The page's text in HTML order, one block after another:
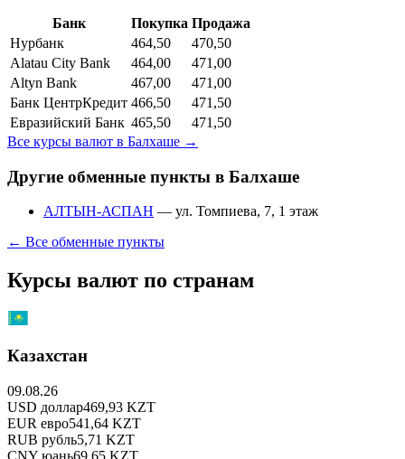
Банк Покупка Продажа
Нурбанк
464,50
470,50
Alatau City Bank
464,00
471,00
Altyn Bank
467,00
471,00
Банк ЦентрКредит 466,50
471,50
Евразийский Банк 465,50
471,50
Все курсы валют в Балхаше →
Другие обменные пункты в Балхаше
АЛТЫН-АСПАН — ул. Томпиева, 7, 1 этаж
← Все обменные пункты
Курсы валют по странам
Казахстан
09.08.26
USD доллар469,93 KZT
EUR евро541,64 KZT
RUB рубль5,71 KZT
CNY юань69,65 KZT